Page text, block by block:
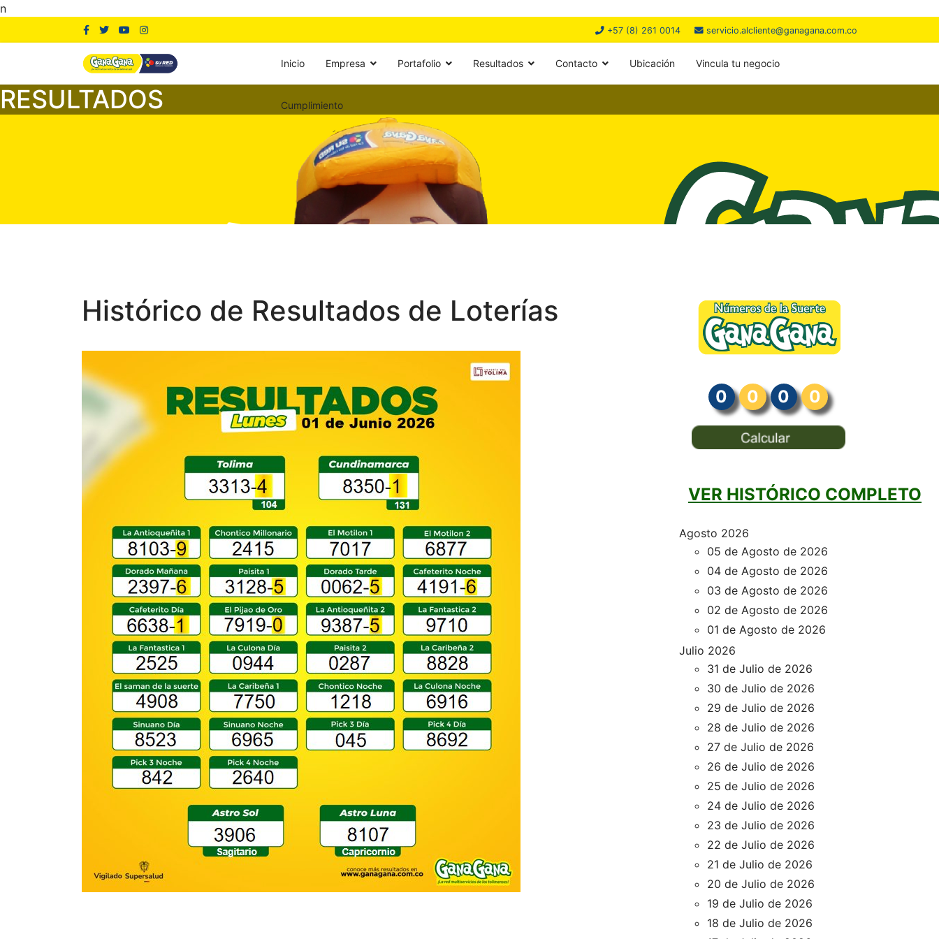
n
+57 (8) 261 0014 servicio.alcliente@ganagana.com.co
Inicio Empresa Portafolio Resultados Contacto Ubicación Vincula tu negocio
Cumplimiento
RESULTADOS
Histórico de Resultados de Loterías
0 0 0 0
VER HISTÓRICO COMPLETO
Agosto 2026
05 de Agosto de 2026
04 de Agosto de 2026
03 de Agosto de 2026
02 de Agosto de 2026
01 de Agosto de 2026
Julio 2026
31 de Julio de 2026
30 de Julio de 2026
29 de Julio de 2026
28 de Julio de 2026
27 de Julio de 2026
26 de Julio de 2026
25 de Julio de 2026
24 de Julio de 2026
23 de Julio de 2026
22 de Julio de 2026
21 de Julio de 2026
20 de Julio de 2026
19 de Julio de 2026
18 de Julio de 2026